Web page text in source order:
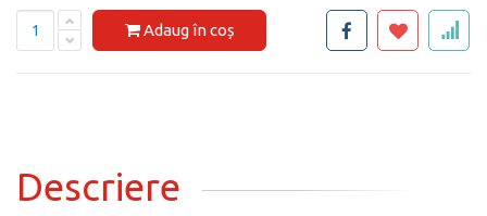
Adaug în coș
Descriere